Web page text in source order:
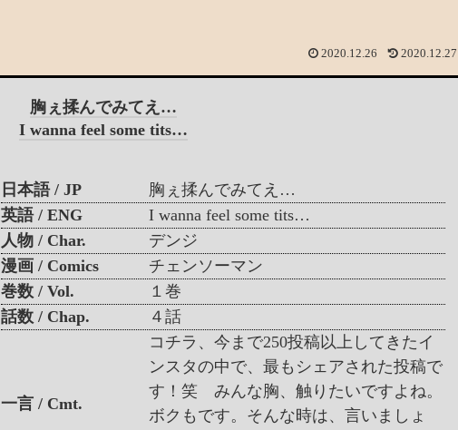
2020.12.26 2020.12.27
胸ぇ揉んでみてえ…
I wanna feel some tits…
日本語 / JP
胸ぇ揉んでみてえ…
英語 / ENG
I wanna feel some tits…
人物 / Char.
デンジ
漫画 / Comics
チェンソーマン
巻数 / Vol.
１巻
話数 / Chap.
４話
一言 / Cmt.
コチラ、今まで250投稿以上してきたイ
ンスタの中で、最もシェアされた投稿で
す！笑 みんな胸、触りたいですよね。
ボクもです。そんな時は、言いましょ